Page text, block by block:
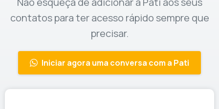
contatos para ter acesso rápido sempre que
precisar.
Iniciar agora uma conversa com a Pati